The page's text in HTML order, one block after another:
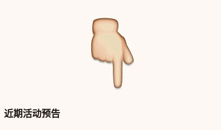
近期活动预告